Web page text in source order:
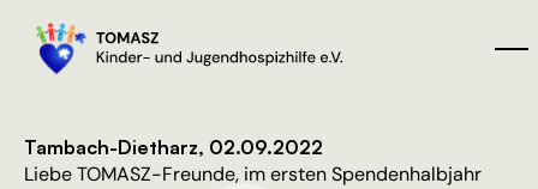
Tambach-Dietharz, 02.09.2022
Liebe TOMASZ-Freunde, im ersten Spendenhalbjahr